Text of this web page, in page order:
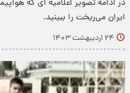
در ادامه تصویر اعلامیه ای که
ایران می‌ریخت را ببینید.
۲۴ اردیبهشت ۱۴۰۳